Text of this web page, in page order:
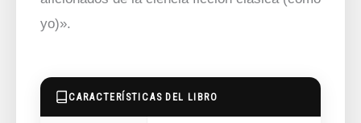
yo)».
CARACTERÍSTICAS DEL LIBRO